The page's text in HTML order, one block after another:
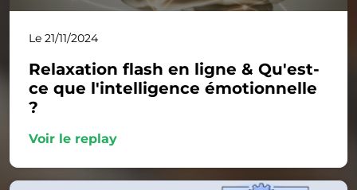
Le 21/11/2024
Relaxation flash en ligne & Qu'est-
ce que l'intelligence émotionnelle
?
Voir le replay